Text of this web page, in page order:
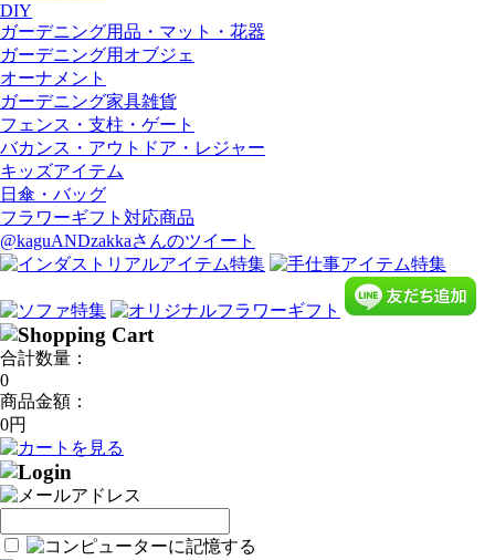
DIY
ガーデニング用品・マット・花器
ガーデニング用オブジェ
オーナメント
ガーデニング家具雑貨
フェンス・支柱・ゲート
バカンス・アウトドア・レジャー
キッズアイテム
日傘・バッグ
フラワーギフト対応商品
@kaguANDzakkaさんのツイート
合計数量：
0
商品金額：
0円